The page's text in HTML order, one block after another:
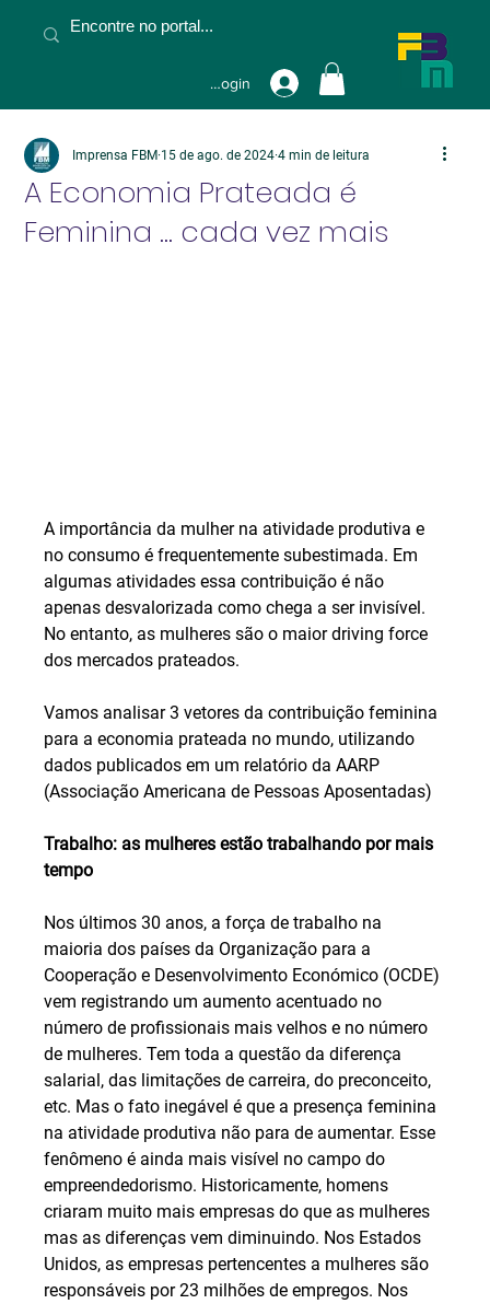
Fazer Login
A Economia Prateada é
Feminina ... cada vez mais
Imprensa FBM 15 de ago. de 2024 4 min de leitura
A importância da mulher na atividade produtiva e
no consumo é frequentemente subestimada. Em
algumas atividades essa contribuição é não
apenas desvalorizada como chega a ser invisível.
No entanto, as mulheres são o maior driving force
dos mercados prateados.
Vamos analisar 3 vetores da contribuição feminina
para a economia prateada no mundo, utilizando
dados publicados em um relatório da AARP
(Associação Americana de Pessoas Aposentadas)
Trabalho: as mulheres estão trabalhando por mais
tempo
Nos últimos 30 anos, a força de trabalho na
maioria dos países da Organização para a
Cooperação e Desenvolvimento Económico (OCDE)
vem registrando um aumento acentuado no
número de profissionais mais velhos e no número
de mulheres. Tem toda a questão da diferença
salarial, das limitações de carreira, do preconceito,
etc. Mas o fato inegável é que a presença feminina
na atividade produtiva não para de aumentar. Esse
fenômeno é ainda mais visível no campo do
empreendedorismo. Historicamente, homens
criaram muito mais empresas do que as mulheres
mas as diferenças vem diminuindo. Nos Estados
Unidos, as empresas pertencentes a mulheres são
responsáveis por 23 milhões de empregos. Nos